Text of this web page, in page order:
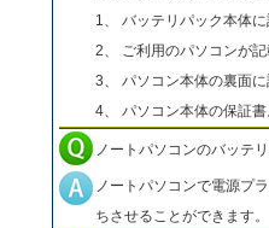
1、 バッテリパック本体に
2、 ご利用のパソコンが
3、 パソコン本体の裏面
4、 パソコン本体の保証書
ノートパソコンのバッテ
ノートパソコンで電源プ
ちさせることができます。